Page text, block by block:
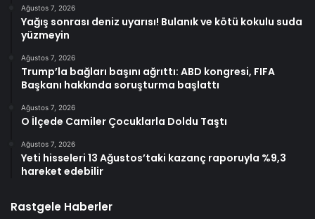
Ağustos 7, 2026
Yağış sonrası deniz uyarısı! Bulanık ve kötü kokulu suda
yüzmeyin
Ağustos 7, 2026
Trump’la bağları başını ağrıttı: ABD kongresi, FIFA
Başkanı hakkında soruşturma başlattı
Ağustos 7, 2026
O İlçede Camiler Çocuklarla Doldu Taştı
Ağustos 7, 2026
Yeti hisseleri 13 Ağustos’taki kazanç raporuyla %9,3
hareket edebilir
Rastgele Haberler